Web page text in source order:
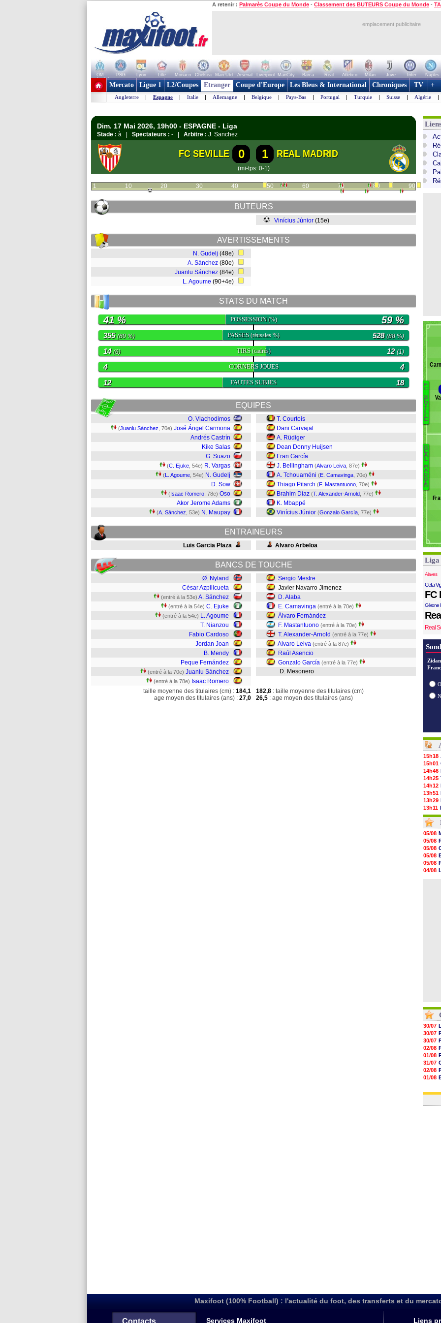
A retenir : Palmarès Coupe du Monde - Classement des BUTEURS Coupe du Monde -
emplacement publicitaire
OM PSG Lyon Lille Monaco Chelsea Man Utd Arsenal Liverpool ManCity Barca Real Atletico Milan Juve Inter Naples
+ de clubs
Mercato Ligue 1 L2/Coupes Etranger Coupe d'Europe Les Bleus & International Chroniques TV +
Angleterre | Espagne | Italie | Allemagne | Belgique | Pays-Bas | Portugal | Turquie | Suisse | Algérie |
Dim. 17 Mai 2026, 19h00 - ESPAGNE - Liga
Stade : à | Spectateurs : - | Arbitre : J. Sanchez
FC SEVILLE 0 1 REAL MADRID
(mi-tps: 0-1)
1 10 20 30 40 50 60 70 80 90
BUTEURS
Vinícius Júnior (15e)
AVERTISSEMENTS
N. Gudelj (48e)
A. Sánchez (80e)
Juanlu Sánchez (84e)
L. Agoume (90+4e)
STATS DU MATCH
POSSESSION(%)
41 % 59 %
PASSES(réussies %)
355(80 %) 528(88 %)
TIRS(cadrés)
14 (6) 12(1)
CORNERS JOUES
4 4
FAUTES SUBIES
12 18
EQUIPES
O. Vlachodimos
(Juanlu Sánchez , 70e) José Ángel Carmona
Andrés Castrín
Kike Salas
G. Suazo
(C. Ejuke , 54e) R. Vargas
(L. Agoume , 54e) N. Gudelj
D. Sow
(Isaac Romero , 78e) Oso
Akor Jerome Adams
(A. Sánchez , 53e) N. Maupay
T. Courtois
Dani Carvajal
A. Rüdiger
Dean Donny Huijsen
Fran García
J. Bellingham (Alvaro Leiva , 87e)
A. Tchouaméni (E. Camavinga , 70e)
Thiago Pitarch (F. Mastantuono , 70e)
Brahim Díaz (T. Alexander-Arnold , 77e)
K. Mbappé
Vinícius Júnior (Gonzalo García , 77e)
ENTRAINEURS
Luis Garcia Plaza Alvaro Arbeloa
BANCS DE TOUCHE
Ø. Nyland
César Azpilicueta
(entré à la 53e) A. Sánchez
(entré à la 54e) C. Ejuke
(entré à la 54e) L. Agoume
T. Nianzou
Fabio Cardoso
Jordan Joan
B. Mendy
Peque Fernández
(entré à la 70e) Juanlu Sánchez
(entré à la 78e) Isaac Romero
Sergio Mestre
Javier Navarro Jimenez
D. Alaba
E. Camavinga (entré à la 70e)
Álvaro Fernández
F. Mastantuono (entré à la 70e)
T. Alexander-Arnold (entré à la 77e)
Alvaro Leiva (entré à la 87e)
Raúl Asencio
Gonzalo García (entré à la 77e)
D. Mesonero
taille moyenne des titulaires (cm) : 184,1
age moyen des titulaires (ans) : 27,0
182,8 : taille moyenne des titulaires (cm)
26,5 : age moyen des titulaires (ans)
F
C
S
E
V
I
L
L
E
R
E
A
L
M
A
D
R
I
D
Liga
Alaves
Celta
FC
Gérone
Real
15h18
15h01
14h46
14h25
14h12
13h51
13h29
13h11
12h46
12h28
12h10
11h58
11h35
11h19
11h07
10h53
10h36
05/08
05/08
05/08
05/08
05/08
04/08
30/07
30/07
30/07
02/08
01/08
31/07
02/08
01/08
03/08
Maxifoot (100% Football) : l'actualité du foot, des transferts et du
Contacts Services Maxifoot Liens